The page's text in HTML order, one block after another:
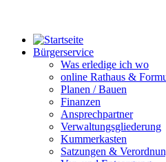
Bürgerservice
Was erledige ich wo
online Rathaus &
Planen / Bauen
Finanzen
Ansprechpartner
Verwaltungsgliederung
Kummerkasten
Satzungen &